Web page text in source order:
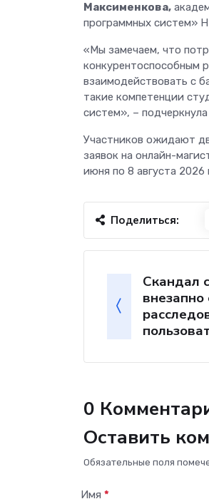
Максименкова,
программных систем»
«Мы замечаем, что
конкурентоспособным
взаимодействовать с
такие компетенции
систем», – подчеркнула
Участников ожидают
заявок на онлайн-
июня по 8 августа 2026
Поделиться:
Скандал
внезапно
0
Оставить
Обязательные поля
Имя *